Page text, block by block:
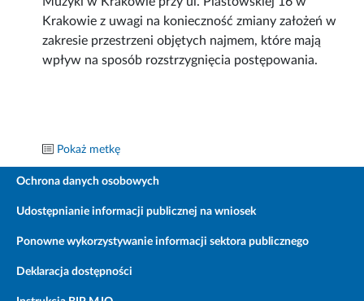
Krakowie z uwagi na konieczność zmiany założeń w
zakresie przestrzeni objętych najmem, które mają
wpływ na sposób rozstrzygnięcia postępowania.
Pokaż metkę
Ochrona danych osobowych
Udostępnianie informacji publicznej na wniosek
Ponowne wykorzystywanie informacji sektora publicznego
Deklaracja dostępności